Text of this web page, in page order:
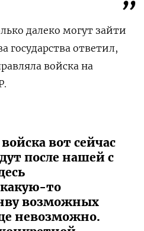
далеко могут зайти
государства ответил,
войска на
вот сейчас
после нашей с
то
возможных
невозможно.